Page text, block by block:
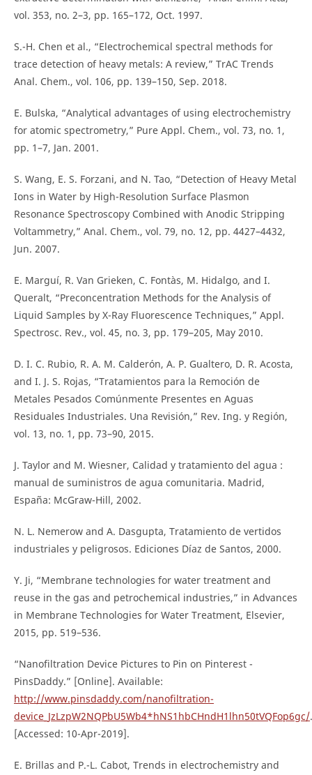
vol. 353, no. 2–3, pp. 165–172, Oct. 1997.
S.-H. Chen et al., “Electrochemical spectral methods for
trace detection of heavy metals: A review,” TrAC Trends
Anal. Chem., vol. 106, pp. 139–150, Sep. 2018.
E. Bulska, “Analytical advantages of using electrochemistry
for atomic spectrometry,” Pure Appl. Chem., vol. 73, no. 1,
pp. 1–7, Jan. 2001.
S. Wang, E. S. Forzani, and N. Tao, “Detection of Heavy Metal
Ions in Water by High-Resolution Surface Plasmon
Resonance Spectroscopy Combined with Anodic Stripping
Voltammetry,” Anal. Chem., vol. 79, no. 12, pp. 4427–4432,
Jun. 2007.
E. Marguí, R. Van Grieken, C. Fontàs, M. Hidalgo, and I.
Queralt, “Preconcentration Methods for the Analysis of
Liquid Samples by X-Ray Fluorescence Techniques,” Appl.
Spectrosc. Rev., vol. 45, no. 3, pp. 179–205, May 2010.
D. I. C. Rubio, R. A. M. Calderón, A. P. Gualtero, D. R. Acosta,
and I. J. S. Rojas, “Tratamientos para la Remoción de
Metales Pesados Comúnmente Presentes en Aguas
Residuales Industriales. Una Revisión,” Rev. Ing. y Región,
vol. 13, no. 1, pp. 73–90, 2015.
J. Taylor and M. Wiesner, Calidad y tratamiento del agua :
manual de suministros de agua comunitaria. Madrid,
España: McGraw-Hill, 2002.
N. L. Nemerow and A. Dasgupta, Tratamiento de vertidos
industriales y peligrosos. Ediciones Díaz de Santos, 2000.
Y. Ji, “Membrane technologies for water treatment and
reuse in the gas and petrochemical industries,” in Advances
in Membrane Technologies for Water Treatment, Elsevier,
2015, pp. 519–536.
“Nanofiltration Device Pictures to Pin on Pinterest -
PinsDaddy.” [Online]. Available:
http://www.pinsdaddy.com/nanofiltration-
device_JzLzpW2NQPbU5Wb4*hNS1hbCHndH1lhn50tVQFop6gc/.
[Accessed: 10-Apr-2019].
E. Brillas and P.-L. Cabot, Trends in electrochemistry and